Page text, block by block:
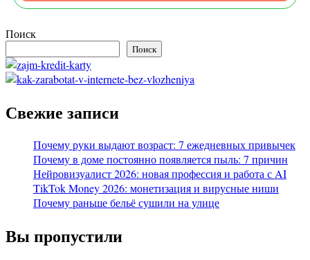
Поиск
Поиск
Свежие записи
Почему руки выдают возраст: 7 ежедневных привычек
Почему в доме постоянно появляется пыль: 7 причин
Нейровизуалист 2026: новая профессия и работа с AI
TikTok Money 2026: монетизация и вирусные ниши
Почему раньше бельё сушили на улице
Вы пропустили